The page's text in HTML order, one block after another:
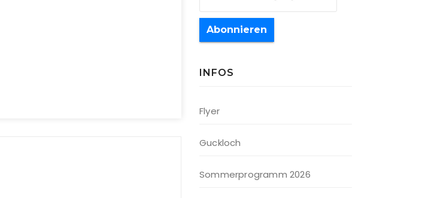
Abonnieren
INFOS
Flyer
Guckloch
Sommerprogramm 2026